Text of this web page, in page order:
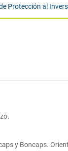
Protección al
y Boncaps.